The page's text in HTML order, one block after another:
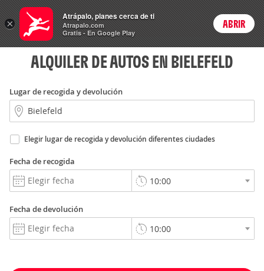
Rent
a Car Login
ALQUILER DE AUTOS EN BIELEFELD
Lugar de recogida y devolución
Elegir lugar de recogida y devolución diferentes ciudades
Fecha de recogida
Fecha de devolución
×
Atrápalo, planes cerca de ti
Atrapalo.com
Gratis - En Google Play
ABRIR